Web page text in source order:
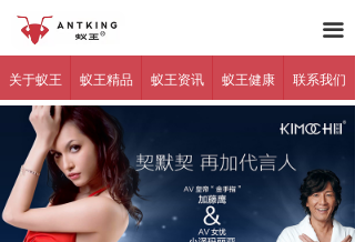
끀
网站首页
关于蚁王
蚁王精品
蚁王资讯
蚁王健康
蚁王官网
关于蚁王 蚁王精品 蚁王资讯 蚁王健康 联系我们